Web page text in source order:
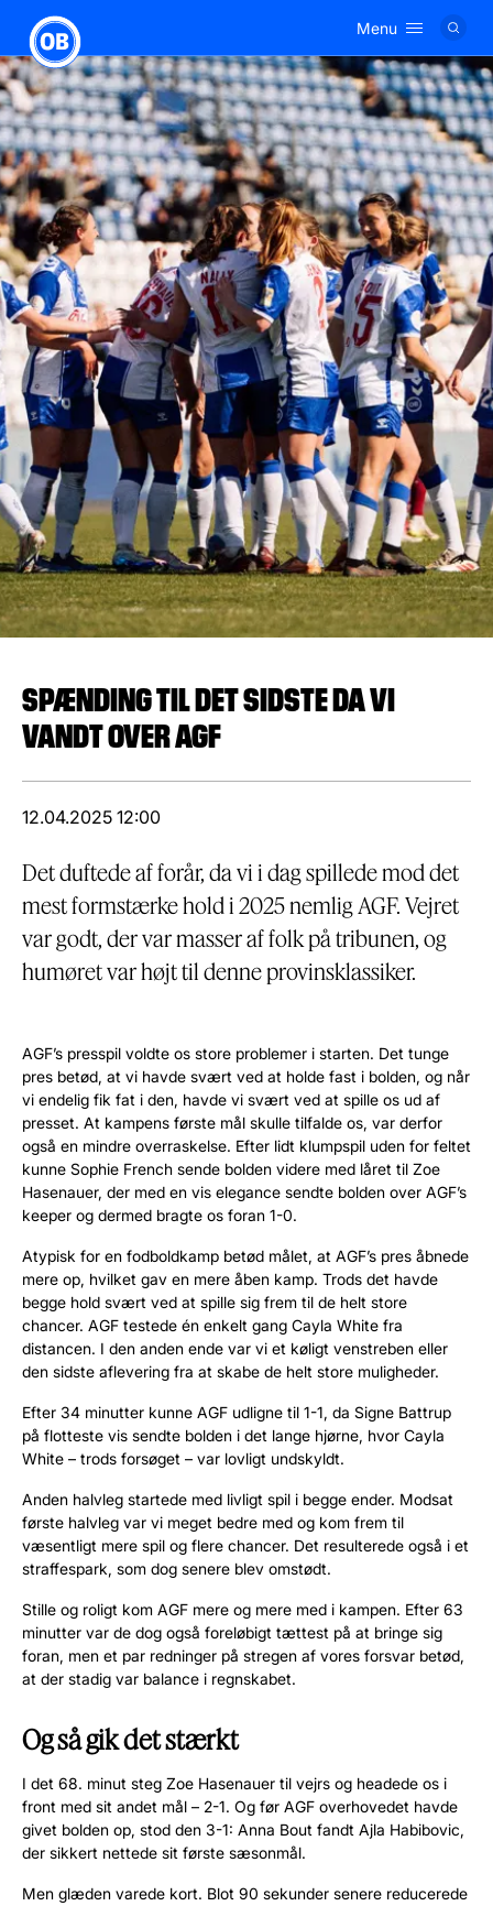
Logo
Menu
SPÆNDING TIL DET SIDSTE DA VI
VANDT OVER AGF
12.04.2025 12:00
‎Det duftede af forår, da vi i dag spillede mod det
mest formstærke hold i 2025 nemlig AGF. Vejret
var godt, der var masser af folk på tribunen, og
humøret var højt til denne provinsklassiker.
AGF’s presspil voldte os store problemer i starten. Det tunge
pres betød, at vi havde svært ved at holde fast i bolden, og når
vi endelig fik fat i den, havde vi svært ved at spille os ud af
presset. At kampens første mål skulle tilfalde os, var derfor
også en mindre overraskelse. Efter lidt klumpspil uden for feltet
kunne Sophie French sende bolden videre med låret til Zoe
Hasenauer, der med en vis elegance sendte bolden over AGF’s
keeper og dermed bragte os foran 1-0.
Atypisk for en fodboldkamp betød målet, at AGF’s pres åbnede
mere op, hvilket gav en mere åben kamp. Trods det havde
begge hold svært ved at spille sig frem til de helt store
chancer. AGF testede én enkelt gang Cayla White fra
distancen. I den anden ende var vi et køligt venstreben eller
den sidste aflevering fra at skabe de helt store muligheder.
Efter 34 minutter kunne AGF udligne til 1-1, da Signe Battrup
på flotteste vis sendte bolden i det lange hjørne, hvor Cayla
White – trods forsøget – var lovligt undskyldt.
Anden halvleg startede med livligt spil i begge ender. Modsat
første halvleg var vi meget bedre med og kom frem til
væsentligt mere spil og flere chancer. Det resulterede også i et
straffespark, som dog senere blev omstødt.
Stille og roligt kom AGF mere og mere med i kampen. Efter 63
minutter var de dog også foreløbigt tættest på at bringe sig
foran, men et par redninger på stregen af vores forsvar betød,
at der stadig var balance i regnskabet.
Og så gik det stærkt
I det 68. minut steg Zoe Hasenauer til vejrs og headede os i
front med sit andet mål – 2-1. Og før AGF overhovedet havde
givet bolden op, stod den 3-1: Anna Bout fandt Ajla Habibovic,
der sikkert nettede sit første sæsonmål.
Men glæden varede kort. Blot 90 sekunder senere reducerede